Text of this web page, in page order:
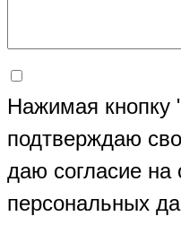
Нажимая кнопку
подтверждаю
даю согласие на
персональных